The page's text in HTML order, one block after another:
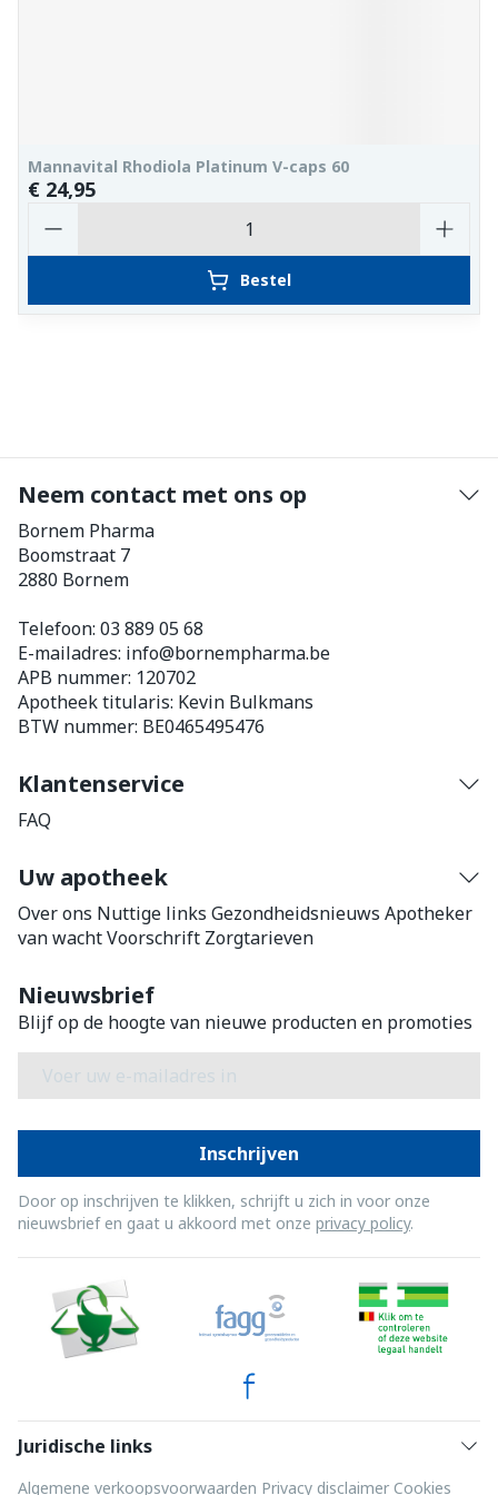
Mannavital Rhodiola Platinum V-caps 60
€ 24,95
Bestel
Neem contact met ons op
Bornem Pharma
Boomstraat 7
2880 Bornem
Telefoon: 03 889 05 68
E-mailadres: info@bornempharma.be
APB nummer: 120702
Apotheek titularis: Kevin Bulkmans
BTW nummer: BE0465495476
Klantenservice
FAQ
Uw apotheek
Over ons Nuttige links Gezondheidsnieuws Apotheker
van wachtVoorschrift Zorgtarieven
Nieuwsbrief
Blijf op de hoogte van nieuwe producten en promoties
Inschrijven
Door op inschrijven te klikken, schrijft u zich in voor onze
nieuwsbrief en gaat u akkoord met onze privacy policy.
Juridische links
Algemene verkoopsvoorwaarden Privacy disclaimer Cookies